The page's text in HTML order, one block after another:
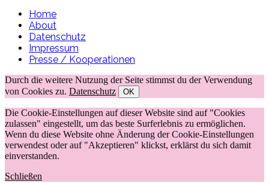
Home
About
Datenschutz
Impressum
Presse / Kooperationen
Durch die weitere Nutzung der Seite stimmst du der Verwendung
von Cookies zu. Datenschutz OK
Die Cookie-Einstellungen auf dieser Website sind auf "Cookies
zulassen" eingestellt, um das beste Surferlebnis zu ermöglichen.
Wenn du diese Website ohne Änderung der Cookie-Einstellungen
verwendest oder auf "Akzeptieren" klickst, erklärst du sich damit
einverstanden.
Schließen